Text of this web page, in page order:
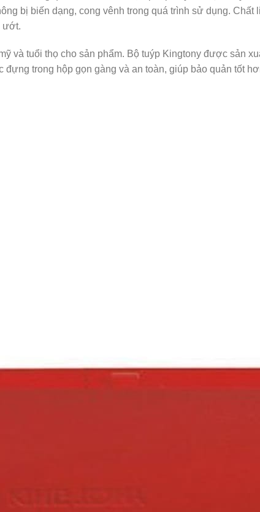
bị biến dạng, cong vênh trong quá trình sử dụng.
ướt.
và tuổi thọ cho sản phẩm. Bộ tuýp Kingtony được sản
trong hộp gọn gàng và an toàn, giúp bảo quản tốt